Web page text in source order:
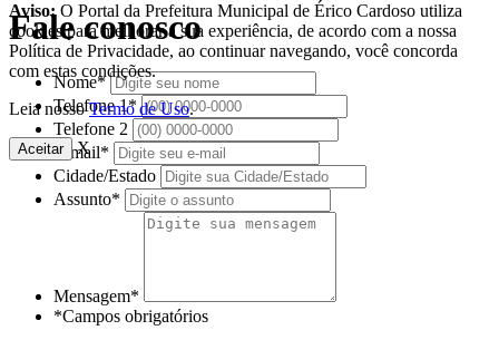
Fale conosco
Nome*
Telefone 1*
Telefone 2
E-mail*
Cidade/Estado
Assunto*
Mensagem*
*Campos obrigatórios
Aviso:O Portal da Prefeitura Municipal de Érico Cardoso utiliza
cookies para melhorar a sua experiência, de acordo com a nossa
Política de Privacidade, ao continuar navegando, você concorda
com estas condições.
Leia nossoTermo de Uso.
Aceitar X